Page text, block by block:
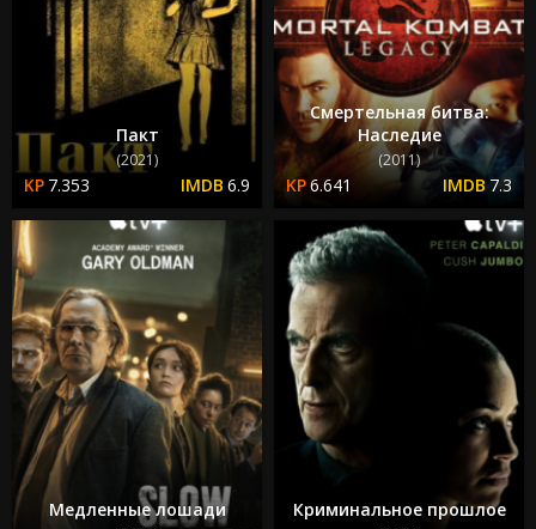
Пакт
(2021)
7.353 6.9
Смертельная битва:
Наследие
(2011)
6.641 7.3
Медленные лошади Криминальное прошлое